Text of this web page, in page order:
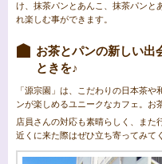
け、抹茶パンとあんこ、抹茶パンと
れ楽しむ事ができます。
お茶とパンの新しい出
ときを♪
「源宗園」は、こだわりの日本茶
ンが楽しめるユニークなカフェ。お
店員さんの対応も素晴らしく、また
近くに来た際はぜひ立ち寄ってみて